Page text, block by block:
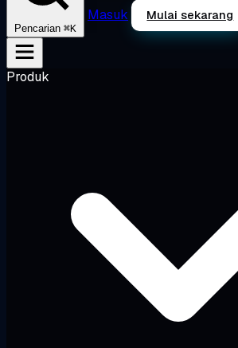
Pencarian ⌘K
Masuk Mulai sekarang
Produk